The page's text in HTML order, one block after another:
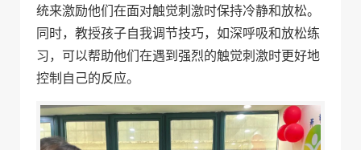
统来激励他们在面对触觉刺激时保持冷静和放松。
同时，教授孩子自我调节技巧，如深呼吸和放松练
习，可以帮助他们在遇到强烈的触觉刺激时更好地
控制自己的反应。